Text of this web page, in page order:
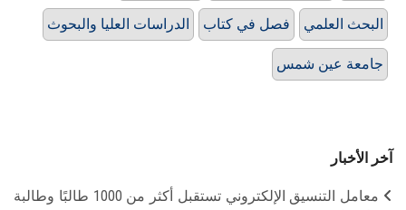
الدراسات العليا والبحوث فصل في كتاب البحث العلمي
جامعة عين شمس
آخر الأخبار
معامل التنسيق الإلكتروني تستقبل أكثر من 1000 طالبًا وطالبة